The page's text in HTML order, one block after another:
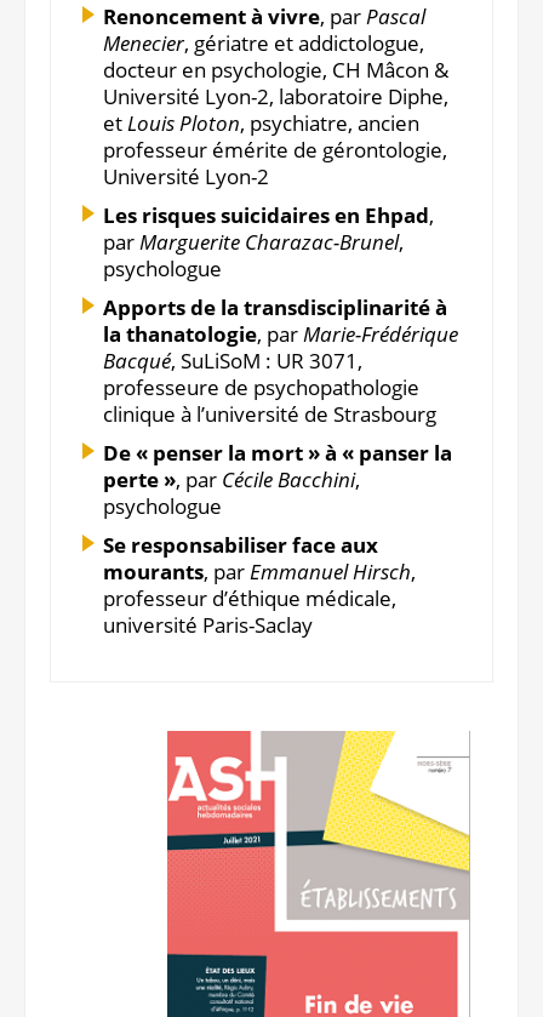
Renoncement à vivre, parPascal
Menecier, gériatre et addictologue,
docteur en psychologie, CH Mâcon &
Université Lyon-2, laboratoire Diphe,
etLouis Ploton, psychiatre, ancien
professeur émérite de gérontologie,
Université Lyon-2
Les risques suicidaires en Ehpad,
parMarguerite Charazac-Brunel,
psychologue
Apports de la transdisciplinarité à
la thanatologie, parMarie-Frédérique
Bacqué, SuLiSoM : UR 3071,
professeure de psychopathologie
clinique à l’université de Strasbourg
De « penser la mort » à « panser la
perte », par Cécile Bacchini,
psychologue
Se responsabiliser face aux
mourants, parEmmanuel Hirsch,
professeur d’éthique médicale,
université Paris-Saclay